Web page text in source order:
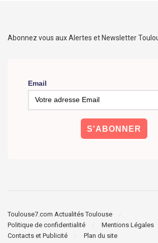
Abonnez vous aux Alertes et Newsletter
Email
Toulouse7.com Actualités Toulouse
Politique de confidentialité
Mentions Légales
Contacts et Publicité
Plan du site